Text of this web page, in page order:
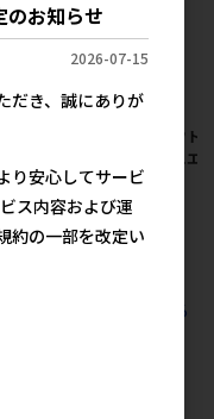
カー希望小売価格
2,570円
【アウト
スパニエ
器 食器の人気商品を見る
のお知らせ
2026-07-15
だき、誠にありが
り安心してサービ
ス内容および運
約の一部を改定い